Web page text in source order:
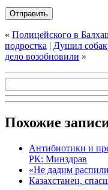
« Полицейского в
подростка | Душил
дело возобновили »
Похожие
Антибиотики и
РК: Минздрав
«Не дадим
Казахстанец,